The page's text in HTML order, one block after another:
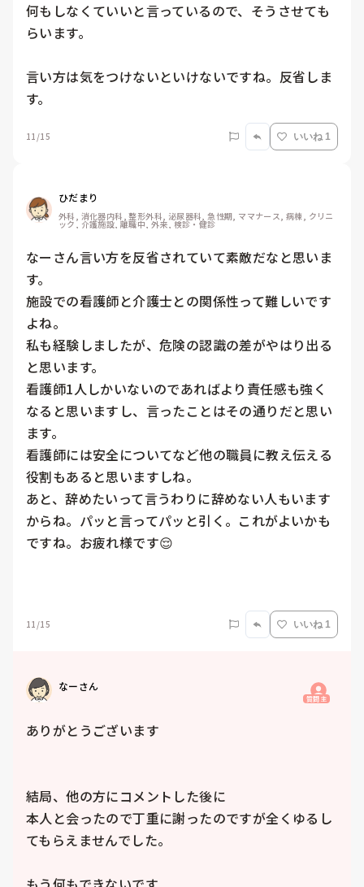
何もしなくていいと言っているので、そうさせても
らいます。
言い方は気をつけないといけないですね。反省しま
す。
11/15 いいね 1
ひだまり
外科, 消化器内科, 整形外科, 泌尿器科, 急性期, ママナース, 病棟, クリニ
ック, 介護施設, 離職中, 外来, 検診・健診
なーさん言い方を反省されていて素敵だなと思いま
す。
施設での看護師と介護士との関係性って難しいです
よね。
私も経験しましたが、危険の認識の差がやはり出る
と思います。
看護師1人しかいないのであればより責任感も強く
なると思いますし、言ったことはその通りだと思い
ます。
看護師には安全についてなど他の職員に教え伝える
役割もあると思いますしね。
あと、辞めたいって言うわりに辞めない人もいます
からね。パッと言ってパッと引く。これがよいかも
ですね。お疲れ様です😌
11/15 いいね 1
なーさん
質問主
ありがとうございます
結局、他の方にコメントした後に
本人と会ったので丁重に謝ったのですが全くゆるし
てもらえませんでした。